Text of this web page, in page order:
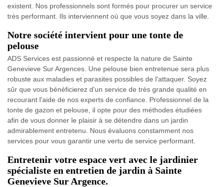
existent. Nos professionnels sont formés pour procurer un service
très performant. Ils interviennent où que vous soyez dans la ville.
Notre société intervient pour une tonte de
pelouse
ADS Services est passionné et respecte la nature de Sainte
Genevieve Sur Argences. Une pelouse bien entretenue sera plus
robuste aux maladies et parasites possibles de l'attaquer. Soyez
sûr que vous bénéficierez d'un service de très grande qualité en
recourant l'aide de nos experts de confiance. Professionnel de la
tonte de gazon et pelouse, il opte pour des méthodes étudiées
afin de vous donner le plaisir à se détendre dans un jardin
admirablement entretenu. Nous évaluons constamment nos
services pour vous garantir une vertu de service performant.
Entretenir votre espace vert avec le jardinier
spécialiste en entretien de jardin à Sainte
Genevieve Sur Argence.